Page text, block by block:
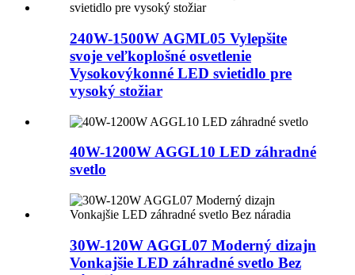
240W-1500W AGML05 Vylepšite
svoje veľkoplošné osvetlenie
Vysokovýkonné LED svietidlo pre
vysoký stožiar
40W-1200W AGGL10 LED záhradné
svetlo
30W-120W AGGL07 Moderný dizajn
Vonkajšie LED záhradné svetlo Bez